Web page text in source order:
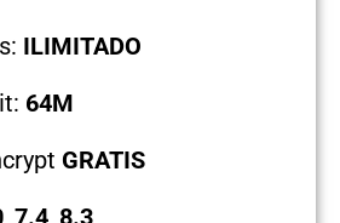
ILIMITADO
64M
GRATIS
7.4 8.3